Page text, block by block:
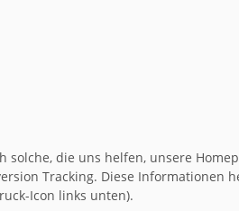
die uns helfen, unsere
Tracking. Diese
Icon links unten).